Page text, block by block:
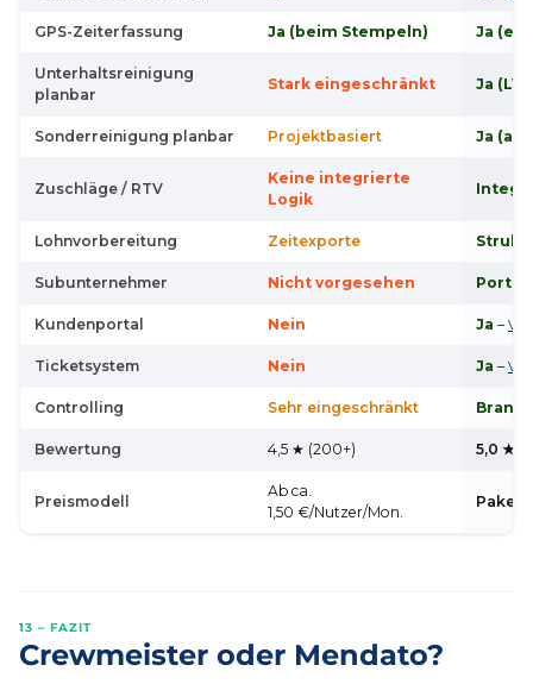
GPS-Zeiterfassung Ja (beim Stempeln) Ja
Unterhaltsreinigung
planbar
Stark eingeschränkt Ja
Sonderreinigung planbar Projektbasiert Ja
Zuschläge / RTV
Keine integrierte
Logik
Lohnvorbereitung Zeitexporte
Subunternehmer Nicht vorgesehen Portal
Kundenportal Nein Ja –
Ticketsystem Nein Ja –
Controlling Sehr eingeschränkt
Bewertung 4,5 ★ (200+) 5,0 ★
Preismodell
Ab ca.
1,50 €/Nutzer/Mon.
13 – FAZIT
Crewmeister oder Mendato?